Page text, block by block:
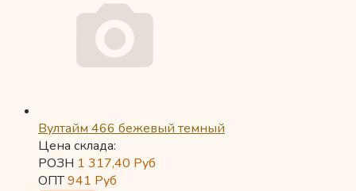
Вултайм 466 бежевый темный
Цена склада:
РОЗН 1 317,40 Руб
ОПТ941 Руб